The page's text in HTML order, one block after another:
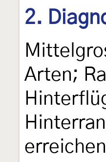
2.
Arten;